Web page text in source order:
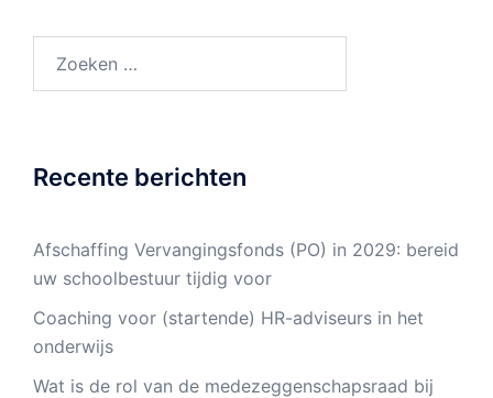
naar:
Recente berichten
Afschaffing Vervangingsfonds (PO) in 2029: bereid
uw schoolbestuur tijdig voor
Coaching voor (startende) HR-adviseurs in het
onderwijs
Wat is de rol van de medezeggenschapsraad bij